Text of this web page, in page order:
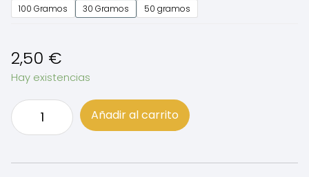
100 Gramos 30 Gramos 50 gramos
2,50 €
Hay existencias
Melts
de
cantidad
Añadir al carrito